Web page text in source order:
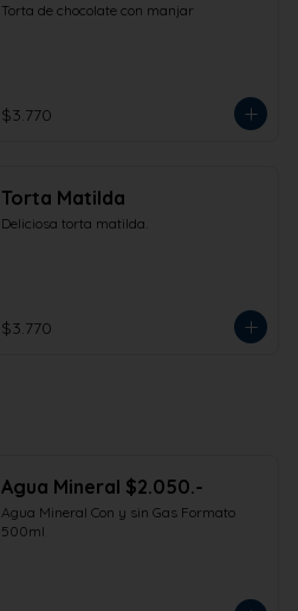
Torta de chocolate con manjar
$3.770
Torta Matilda
Deliciosa torta matilda.
$3.770
Agua Mineral $2.050.-
Agua Mineral Con y sin Gas Formato
500ml